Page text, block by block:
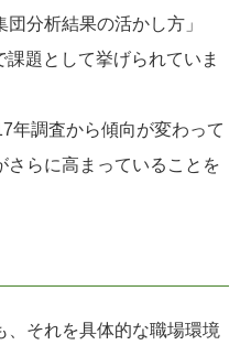
分析結果の活かし方」
題として挙げられていま
年調査から傾向が変わって
さらに高まっていることを
、それを具体的な職場環境